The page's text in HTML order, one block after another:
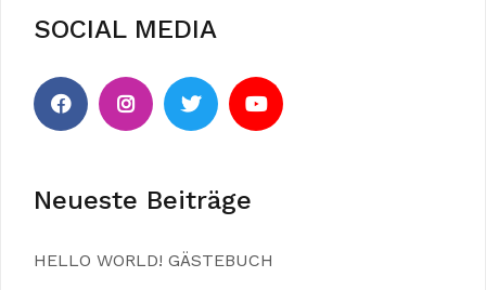
SOCIAL MEDIA
Neueste Beiträge
HELLO WORLD! GÄSTEBUCH